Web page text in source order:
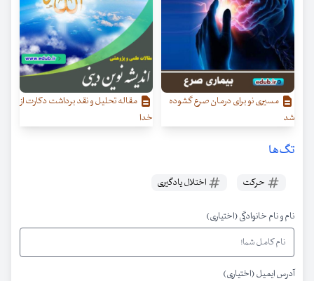
مسیری نو برای درمان صرع گشوده
شد
مقاله تحلیل و نقد برداشت دکارت از
خدا
تگ‌ها
حرکت اختلال یادگیری
نام و نام خانوادگی (اختیاری)
آدرس ایمیل (اختیاری)